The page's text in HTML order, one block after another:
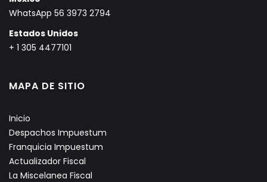
WhatsApp 56 3973 2794
Estados Unidos
+ 1 305 4477101
MAPA DE SITIO
Inicio
Despachos Impuestum
Franquicia Impuestum
Actualizador Fiscal
La Miscelanea Fiscal